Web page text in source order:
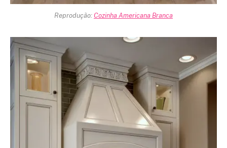
Reprodução: Cozinha Americana Branca